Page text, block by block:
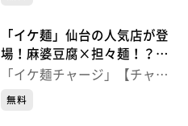
「イケ麺」仙台の人気店が登
場！麻婆豆腐×担々麺！？個
性派イケ麺 【ガリデブチュ
「イケ麺チャージ」【チャー
ジ！】
無料